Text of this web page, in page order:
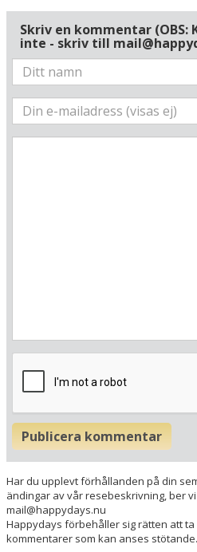
Visa alla Happydays hotell i
Flygplatser
Museer
Radie runt hotellet:
Hitta vägen till hotellet
Skriv en kommentar
inte - skriv till
Publicera kommentar
Har du upplevt förhållanden på din
ändingar av vår resebeskrivning, ber
mail@happydays.nu
Happydays förbehåller sig rätten att
kommentarer som kan anses stötande.